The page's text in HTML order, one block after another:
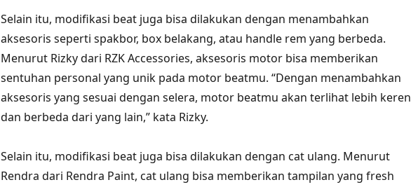
Selain itu, modifikasi beat juga bisa dilakukan dengan menambahkan
aksesoris seperti spakbor, box belakang, atau handle rem yang berbeda.
Menurut Rizky dari RZK Accessories, aksesoris motor bisa memberikan
sentuhan personal yang unik pada motor beatmu. “Dengan menambahkan
aksesoris yang sesuai dengan selera, motor beatmu akan terlihat lebih keren
dan berbeda dari yang lain,” kata Rizky.
Selain itu, modifikasi beat juga bisa dilakukan dengan cat ulang. Menurut
Rendra dari Rendra Paint, cat ulang bisa memberikan tampilan yang fresh